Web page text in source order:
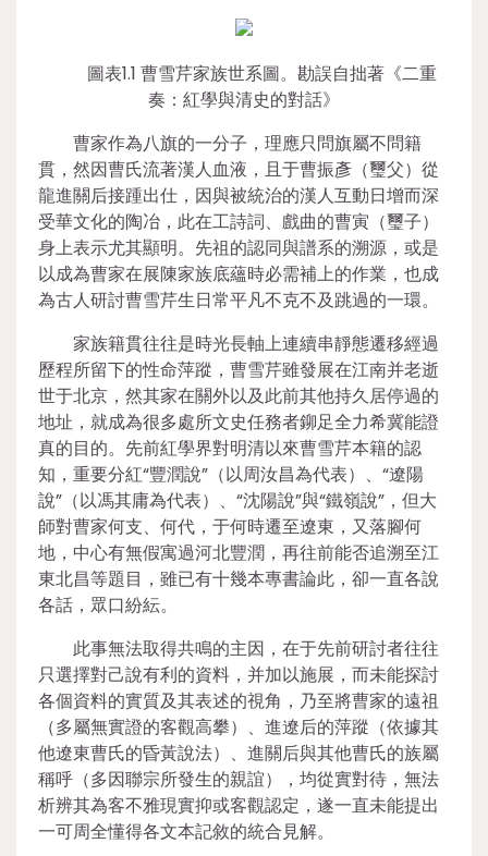
圖表1.1 曹雪芹家族世系圖。勘誤自拙著《二重
奏：紅學與清史的對話》
曹家作為八旗的一分子，理應只問旗屬不問籍
貫，然因曹氏流著漢人血液，且于曹振彥（璽父）從
龍進關后接踵出仕，因與被統治的漢人互動日增而深
受華文化的陶冶，此在工詩詞、戲曲的曹寅（璽子）
身上表示尤其顯明。先祖的認同與譜系的溯源，或是
以成為曹家在展陳家族底蘊時必需補上的作業，也成
為古人研討曹雪芹生日常平凡不克不及跳過的一環。
家族籍貫往往是時光長軸上連續串靜態遷移經過
歷程所留下的性命萍蹤，曹雪芹雖發展在江南并老逝
世于北京，然其家在關外以及此前其他持久居停過的
地址，就成為很多處所文史任務者鉚足全力希冀能證
真的目的。先前紅學界對明清以來曹雪芹本籍的認
知，重要分紅“豐潤說”（以周汝昌為代表）、“遼陽
說”（以馮其庸為代表）、“沈陽說”與“鐵嶺說”，但大
師對曹家何支、何代，于何時遷至遼東，又落腳何
地，中心有無假寓過河北豐潤，再往前能否追溯至江
東北昌等題目，雖已有十幾本專書論此，卻一直各說
各話，眾口紛紜。
此事無法取得共鳴的主因，在于先前研討者往往
只選擇對己說有利的資料，并加以施展，而未能探討
各個資料的實質及其表述的視角，乃至將曹家的遠祖
（多屬無實證的客觀高攀）、進遼后的萍蹤（依據其
他遼東曹氏的昏黃說法）、進關后與其他曹氏的族屬
稱呼（多因聯宗所發生的親誼），均從實對待，無法
析辨其為客不雅現實抑或客觀認定，遂一直未能提出
一可周全懂得各文本記敘的統合見解。